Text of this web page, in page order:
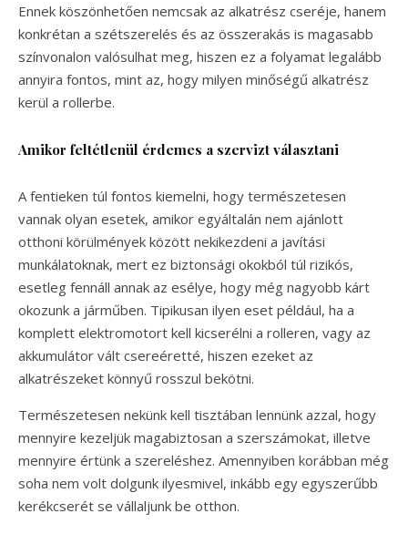
Ennek köszönhetően nemcsak az alkatrész cseréje, hanem
konkrétan a szétszerelés és az összerakás is magasabb
színvonalon valósulhat meg, hiszen ez a folyamat legalább
annyira fontos, mint az, hogy milyen minőségű alkatrész
kerül a rollerbe.
Amikor feltétlenül érdemes a szervizt választani
A fentieken túl fontos kiemelni, hogy természetesen
vannak olyan esetek, amikor egyáltalán nem ajánlott
otthoni körülmények között nekikezdeni a javítási
munkálatoknak, mert ez biztonsági okokból túl rizikós,
esetleg fennáll annak az esélye, hogy még nagyobb kárt
okozunk a járműben. Tipikusan ilyen eset például, ha a
komplett elektromotort kell kicserélni a rolleren, vagy az
akkumulátor vált csereéretté, hiszen ezeket az
alkatrészeket könnyű rosszul bekötni.
Természetesen nekünk kell tisztában lennünk azzal, hogy
mennyire kezeljük magabiztosan a szerszámokat, illetve
mennyire értünk a szereléshez. Amennyiben korábban még
soha nem volt dolgunk ilyesmivel, inkább egy egyszerűbb
kerékcserét se vállaljunk be otthon.